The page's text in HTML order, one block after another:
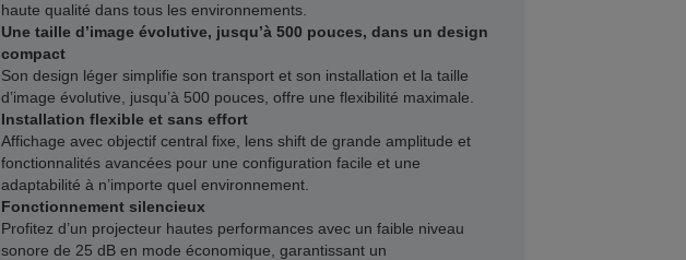
haute qualité dans tous les environnements.
Une taille d’image évolutive, jusqu’à 500 pouces, dans un design
compact
Son design léger simplifie son transport et son installation et la taille
d’image évolutive, jusqu’à 500 pouces, offre une flexibilité maximale.
Installation flexible et sans effort
Affichage avec objectif central fixe, lens shift de grande amplitude et
fonctionnalités avancées pour une configuration facile et une
adaptabilité à n’importe quel environnement.
Fonctionnement silencieux
Profitez d’un projecteur hautes performances avec un faible niveau
sonore de 25 dB en mode économique, garantissant un